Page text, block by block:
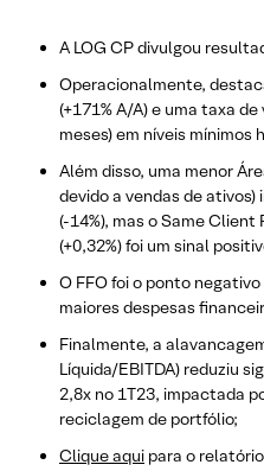
A LOG CP divulgou
Operacionalmente,
(+171% A/A) e uma taxa
meses) em níveis mínimos
Além disso, uma menor
devido a vendas de
(-14%), mas o Same
(+0,32%) foi um sinal
O FFO foi o ponto
maiores despesas
Finalmente, a
Líquida/EBITDA) reduziu
2,8x no 1T23, impactada
reciclagem de portfólio;
Clique aqui para o